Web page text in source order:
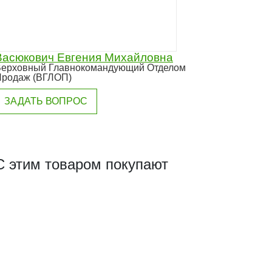
Евгения Михайловна
Главнокомандующий Отделом
(ВГЛОП)
ЗАДАТЬ ВОПРОС